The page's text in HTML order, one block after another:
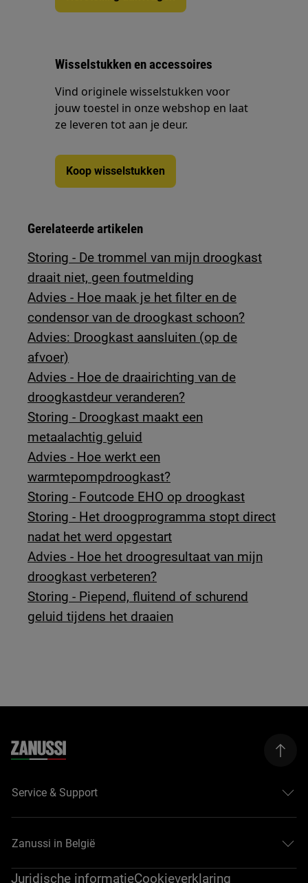
Wisselstukken en accessoires
Vind originele wisselstukken voor
jouw toestel in onze webshop en laat
ze leveren tot aan je deur.
Koop wisselstukken
Gerelateerde artikelen
Storing - De trommel van mijn droogkast
draait niet, geen foutmelding
Advies - Hoe maak je het filter en de
condensor van de droogkast schoon?
Advies: Droogkast aansluiten (op de
afvoer)
Advies - Hoe de draairichting van de
droogkastdeur veranderen?
Storing - Droogkast maakt een
metaalachtig geluid
Advies - Hoe werkt een
warmtepompdroogkast?
Storing - Foutcode EHO op droogkast
Storing - Het droogprogramma stopt direct
nadat het werd opgestart
Advies - Hoe het droogresultaat van mijn
droogkast verbeteren?
Storing - Piepend, fluitend of schurend
geluid tijdens het draaien
Service & Support
Zanussi in België
Juridische informatieCookieverklaring